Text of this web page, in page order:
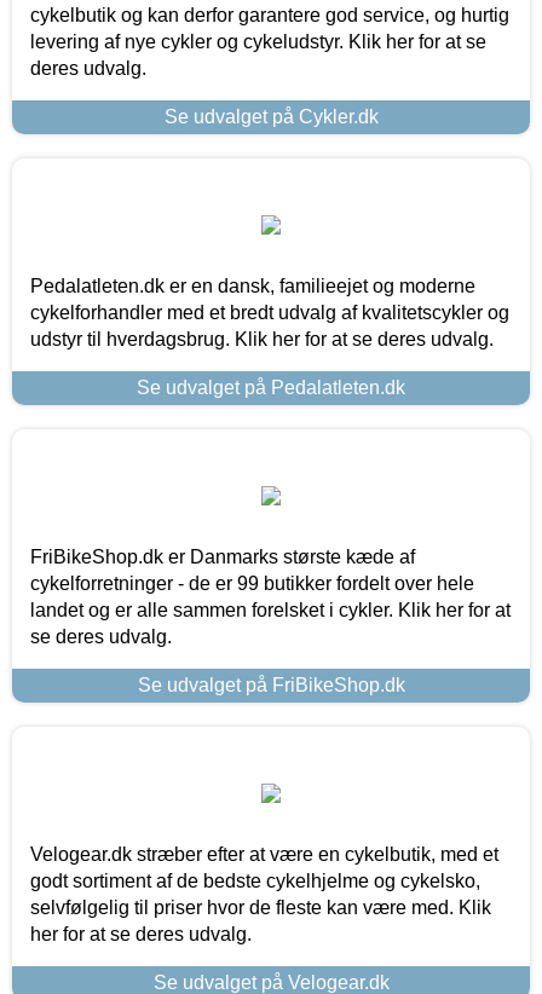
cykelbutik og kan derfor garantere god service, og hurtig
levering af nye cykler og cykeludstyr. Klik her for at se
deres udvalg.
Se udvalget på Cykler.dk
Pedalatleten.dk er en dansk, familieejet og moderne
cykelforhandler med et bredt udvalg af kvalitetscykler og
udstyr til hverdagsbrug. Klik her for at se deres udvalg.
Se udvalget på Pedalatleten.dk
FriBikeShop.dk er Danmarks største kæde af
cykelforretninger - de er 99 butikker fordelt over hele
landet og er alle sammen forelsket i cykler. Klik her for at
se deres udvalg.
Se udvalget på FriBikeShop.dk
Velogear.dk stræber efter at være en cykelbutik, med et
godt sortiment af de bedste cykelhjelme og cykelsko,
selvfølgelig til priser hvor de fleste kan være med. Klik
her for at se deres udvalg.
Se udvalget på Velogear.dk